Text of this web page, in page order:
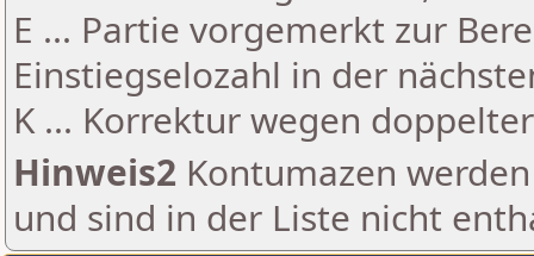
E ... Partie vorgemerkt zur
Einstiegselozahl in der
K ... Korrektur wegen
Hinweis2 Kontumazen
und sind in der Liste nicht